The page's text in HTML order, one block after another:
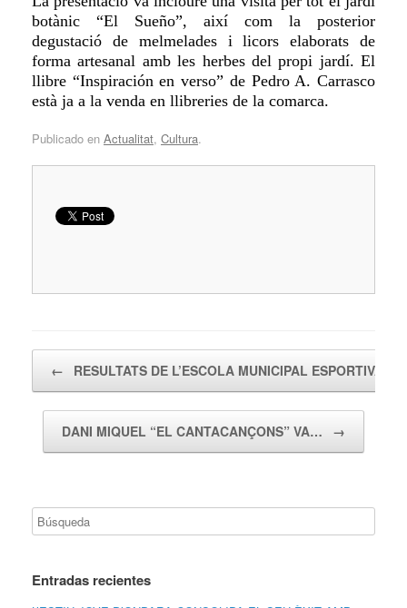
botànic “El Sueño”, així com la posterior
degustació de melmelades i licors elaborats de
forma artesanal amb les herbes del propi jardí. El
llibre “Inspiración en verso” de Pedro A. Carrasco
està ja a la venda en llibreries de la comarca.
Publicado en Actualitat, Cultura.
← RESULTATS DE L’ESCOLA MUNICIPAL ESPORTIVA…
DANI MIQUEL “EL CANTACANÇONS” VA… →
Entradas recientes